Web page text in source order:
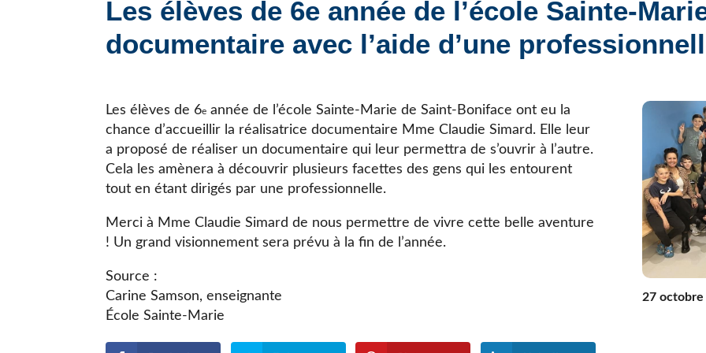
JE CHERCHE UNE ÉCOLE
Plaintes et protecteur de l’élève
Services complémentaires
Coffre à outils
École ouverte
Enseignement à la maison
Intégration linguistique, scolaire et sociale
Parents trucs pédagos et technos
Élèves internationaux
Programmes offerts
Les élèves de 6e année de l’école Sainte-
documentaire avec l’aide d’une
Les élèves de 6e année de l’école Sainte-Marie de Saint-Boniface ont eu la
chance d’accueillir la réalisatrice documentaire Mme Claudie Simard. Elle leur
a proposé de réaliser un documentaire qui leur permettra de s’ouvrir à l’autre.
Cela les amènera à découvrir plusieurs facettes des gens qui les entourent
tout en étant dirigés par une professionnelle.
Merci à Mme Claudie Simard de nous permettre de vivre cette belle aventure
! Un grand visionnement sera prévu à la fin de l’année.
Source :
Carine Samson, enseignante
École Sainte-Marie
27 octobre